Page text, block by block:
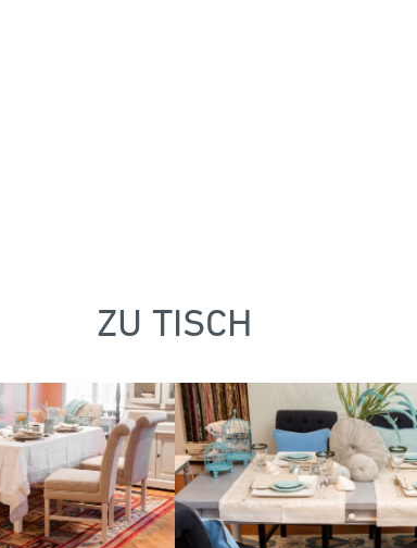
ZU TISCH